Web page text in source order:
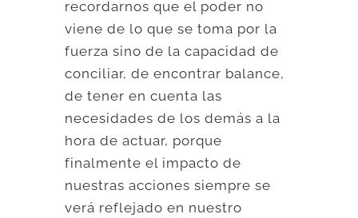
recordarnos que el poder no
viene de lo que se toma por la
fuerza sino de la capacidad de
conciliar, de encontrar balance,
de tener en cuenta las
necesidades de los demás a la
hora de actuar, porque
finalmente el impacto de
nuestras acciones siempre se
verá reflejado en nuestro